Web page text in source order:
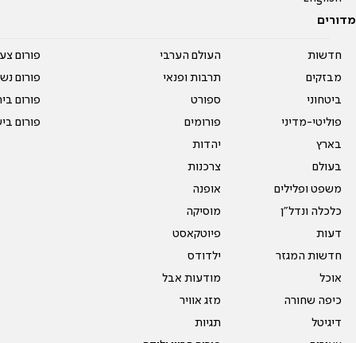
מדורים
חדשות
מבזקים
ביטחוני
פוליטי-מדיני
בארץ
בעולם
משפט ופלילים
כלכלה ונדל"ן
דעות
חדשות המגזר
אוכל
כיפה שחורה
דיגיטל
העולם הערבי
תרבות ופנאי
ספורט
פורומים
יהדות
צרכנות
אופנה
מוסיקה
פיוטקאסט
ילדודס
מודעות אבל
מזג אוויר
תגיות
פורום
פורום
פורום
פורום